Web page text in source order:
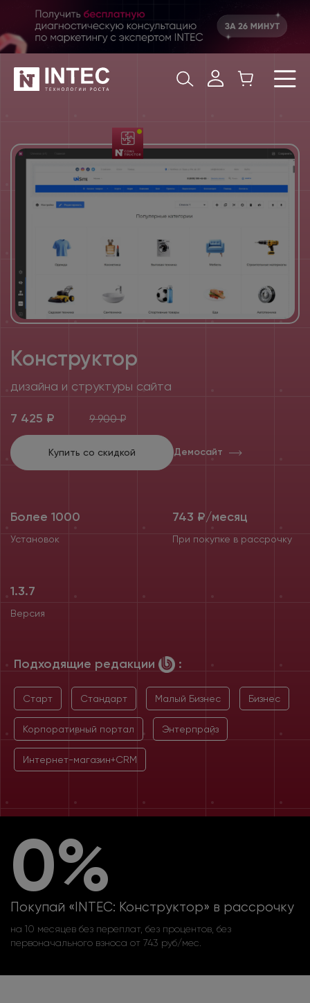
Конструктор
дизайна и структуры сайта
7 425 ₽ 9 900 ₽
Купить со скидкой Демосайт
Более 1000
Установок
743 ₽/месяц
При покупке в рассрочку
1.3.7
Версия
Подходящие редакции :
Старт Стандарт Малый Бизнес Бизнес
Корпоративный портал Энтерпрайз
Интернет-магазин+CRM
0%
Покупай «INTEC: Конструктор» в рассрочку
на 10 месяцев без переплат, без процентов, без
первоначального взноса от 743 руб/мес.